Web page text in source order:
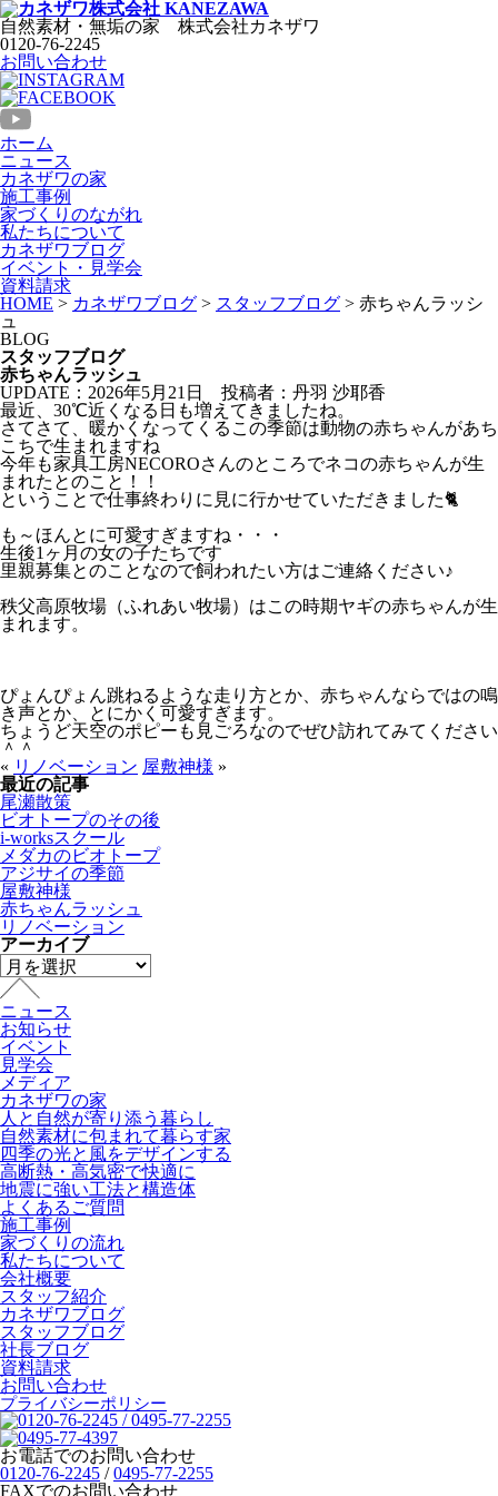
自然素材・無垢の家 株式会社カネザワ
0120-76-2245
お問い合わせ
ホーム
ニュース
カネザワの家
施工事例
家づくりのながれ
私たちについて
カネザワブログ
イベント・見学会
資料請求
HOME > カネザワブログ > スタッフブログ > 赤ちゃんラッシ
ュ
BLOG
スタッフブログ
赤ちゃんラッシュ
UPDATE：2026年5月21日
投稿者：丹羽 沙耶香
最近、30℃近くなる日も増えてきましたね。
さてさて、暖かくなってくるこの季節は動物の赤ちゃんがあち
こちで生まれますね
今年も家具工房NECOROさんのところでネコの赤ちゃんが生
まれたとのこと！！
ということで仕事終わりに見に行かせていただきました🐈
も～ほんとに可愛すぎますね・・・
生後1ヶ月の女の子たちです
里親募集とのことなので飼われたい方はご連絡ください♪
秩父高原牧場（ふれあい牧場）はこの時期ヤギの赤ちゃんが生
まれます。
ぴょんぴょん跳ねるような走り方とか、赤ちゃんならではの鳴
き声とか、とにかく可愛すぎます。
ちょうど天空のポピーも見ごろなのでぜひ訪れてみてください
＾＾
« リノベーション 屋敷神様 »
最近の記事
尾瀬散策
ビオトープのその後
i-worksスクール
メダカのビオトープ
アジサイの季節
屋敷神様
赤ちゃんラッシュ
リノベーション
アーカイブ
ニュース
お知らせ
イベント
見学会
メディア
カネザワの家
人と自然が寄り添う暮らし
自然素材に包まれて暮らす家
四季の光と風をデザインする
高断熱・高気密で快適に
地震に強い工法と構造体
よくあるご質問
施工事例
家づくりの流れ
私たちについて
会社概要
スタッフ紹介
カネザワブログ
スタッフブログ
社長ブログ
資料請求
お問い合わせ
プライバシーポリシー
お電話でのお問い合わせ
0120-76-2245 /0495-77-2255
FAXでのお問い合わせ